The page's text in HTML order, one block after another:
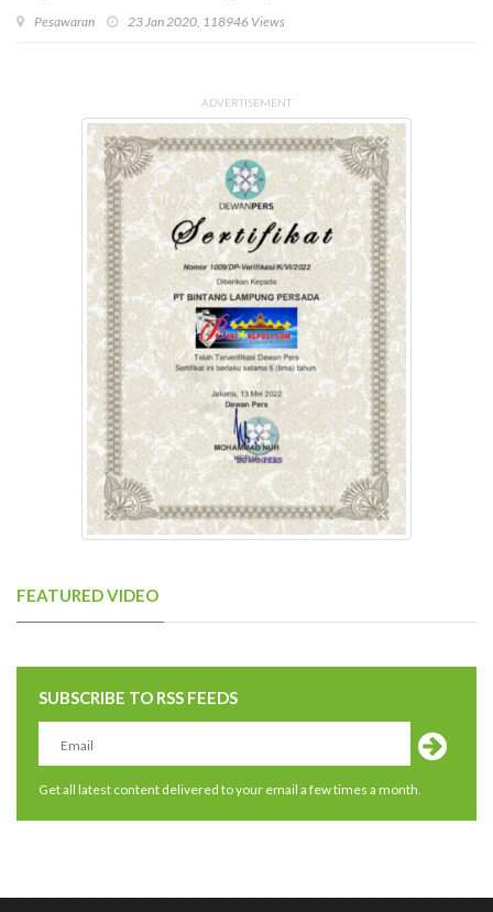
Pesawaran 23 Jan 2020, 118946 Views
ADVERTISEMENT
FEATURED VIDEO
SUBSCRIBE TO RSS FEEDS
Get all latest content delivered to your email a few times a month.